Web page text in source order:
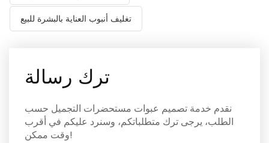
تغليف أنبوب العناية بالبشرة للبيع
ترك رسالة
نقدم خدمة تصميم عبوات مستحضرات التجميل حسب
الطلب، يرجى ترك متطلباتكم، وسنرد عليكم في أقرب
وقت ممكن!